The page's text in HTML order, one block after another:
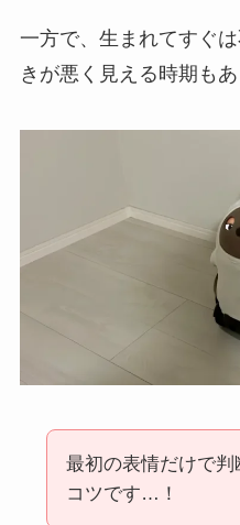
一方で、生まれてすぐ
きが悪く見える時期もあ
最初の表情だけで
コツです…！